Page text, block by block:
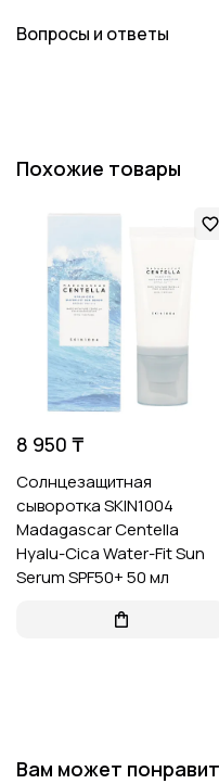
Вопросы и ответы
Похожие товары
8 950 ₸
Солнцезащитная
сыворотка SKIN1004
Madagascar Centella
Hyalu-Cica Water-Fit Sun
Serum SPF50+ 50 мл
Вам может